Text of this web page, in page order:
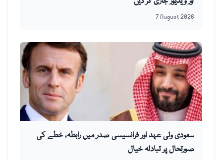
7 August 2026
سعودی ولی عہد اور فرانسیسی صدر میں رابطہ، خطے کی
صورتحال پر تبادلہ خیال